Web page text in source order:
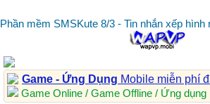
Phần mềm SMSKute 8/3 - Tin nhắn xếp hình
Game - Ứng Dụng Mobile miễn phí
Game Online / Game Offline / Ứng dụng